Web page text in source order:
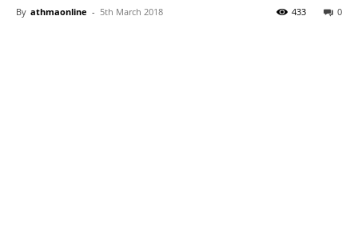
By athmaonline - 5th March 2018 0
433